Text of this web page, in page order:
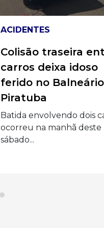
ESTRADAS
Acidente na BR-
em Pouso Redondo,
mata motorista.
se salva por milagre
Colisão entre Fiat Uno e
caminhão Ford Cargo
deixou...